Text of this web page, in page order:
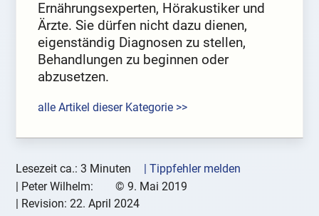
Ernährungsexperten, Hörakustiker und
Ärzte. Sie dürfen nicht dazu dienen,
eigenständig Diagnosen zu stellen,
Behandlungen zu beginnen oder
abzusetzen.
alle Artikel dieser Kategorie >>
Lesezeit ca.: 3 Minuten
| Tippfehler melden
| Peter Wilhelm: © 9. Mai 2019
| Revision:22. April 2024